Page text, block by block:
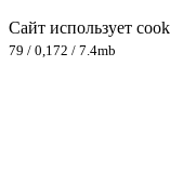
Сайт использует
79 / 0,172 / 7.4mb